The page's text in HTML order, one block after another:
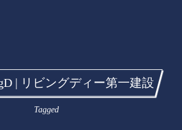
| リビングディー第一建設
Tagged